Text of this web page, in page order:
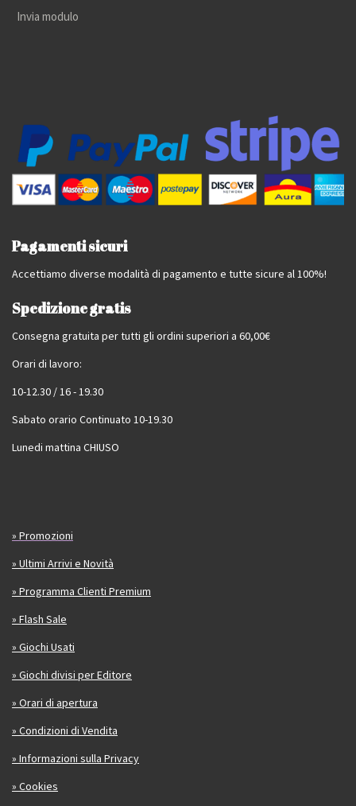
Invia modulo
Pagamenti sicuri
Accettiamo diverse modalità di pagamento e tutte sicure al 100%!
Spedizione gratis
Consegna gratuita per tutti gli ordini superiori a 60,00€
Orari di lavoro:
10-12.30 / 16 - 19.30
Sabato orario Continuato 10-19.30
Lunedi mattina CHIUSO
» Promozioni
» Ultimi Arrivi e Novità
» Programma Clienti Premium
» Flash Sale
» Giochi Usati
» Giochi divisi per Editore
» Orari di apertura
» Condizioni di Vendita
» Informazioni sulla Privacy
» Cookies